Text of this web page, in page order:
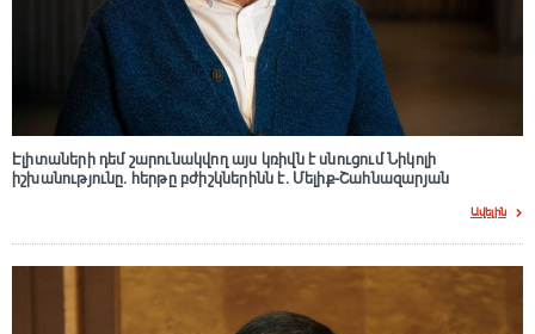
Էլիտաների դեմ շարունակվող այս կռիվն է սնուցում Նիկոլի
իշխանությունը. հերթը բժիշկներինն է. Մելիք-Շահնազարյան
Ավելին